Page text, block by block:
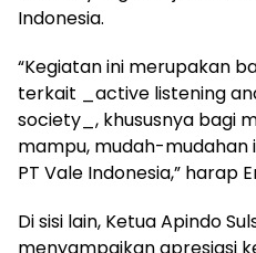
Indonesia.
“Kegiatan ini merupakan
terkait _active listening
society_, khususnya bagi
mampu, mudah-mudahan
PT Vale Indonesia,” harap
Di sisi lain, Ketua Apindo